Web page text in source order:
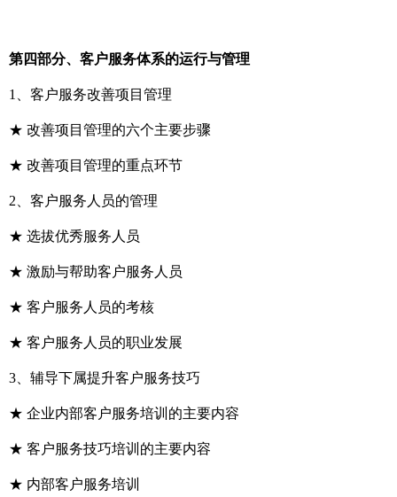
第四部分、客户服务体系的运行与管理
1、客户服务改善项目管理
★ 改善项目管理的六个主要步骤
★ 改善项目管理的重点环节
2、客户服务人员的管理
★ 选拔优秀服务人员
★ 激励与帮助客户服务人员
★ 客户服务人员的考核
★ 客户服务人员的职业发展
3、辅导下属提升客户服务技巧
★ 企业内部客户服务培训的主要内容
★ 客户服务技巧培训的主要内容
★ 内部客户服务培训